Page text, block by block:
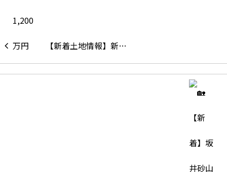
【新着土地情報】新…